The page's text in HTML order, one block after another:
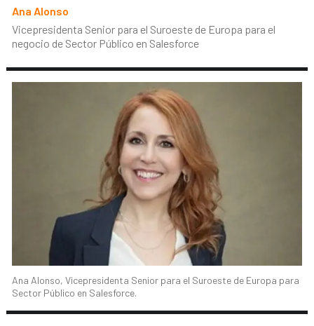
Ana Alonso
Vicepresidenta Senior para el Suroeste de Europa para el
negocio de Sector Público en Salesforce
Ana Alonso, Vicepresidenta Senior para el Suroeste de Europa para
Sector Público en Salesforce.